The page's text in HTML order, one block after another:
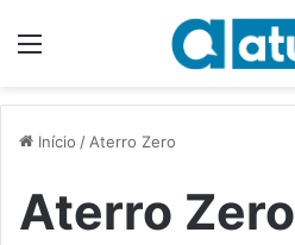
Início / Aterro Zero
Aterro Zero